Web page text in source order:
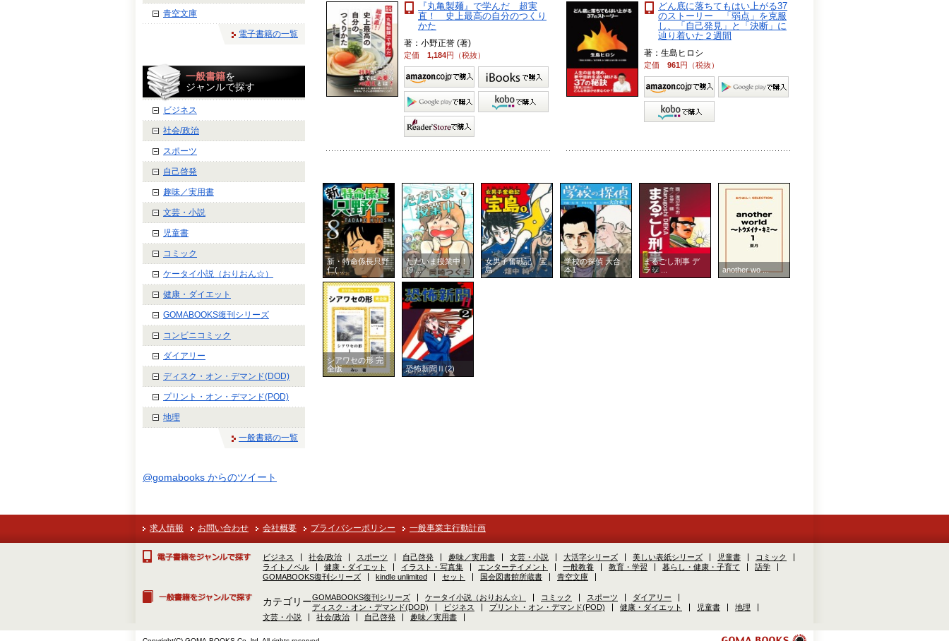
『丸亀製麺』で学んだ 超実
直！ 史上最高の自分のつくり
かた
著：小野正誉 (著)
定価 1,184円（税抜）
どん底に落ちてもはい上がる37
のストーリー 「弱点」を克服
し、「自己発見」と「決断」に
辿り着いた２週間
著：生島ヒロシ
定価 961円（税抜）
青空文庫
電子書籍の一覧
一般書籍を
ジャンルで探す
ビジネス
社会/政治
スポーツ
自己啓発
趣味／実用書
文芸・小説
児童書
コミック
ケータイ小説（おりおん☆）
健康・ダイエット
GOMABOOKS復刊シリーズ
コンビニコミック
ダイアリー
ディスク・オン・デマンド(DOD)
プリント・オン・デマンド(POD)
地理
一般書籍の一覧
@gomabooks からのツイート
新・特命係長只野
仁( ...
ただいま授業中！
(9 ...
女男子奮戦記 宝
島 ...
学校の探偵 大合
本1
まるごし刑事 デ
ラッ ...
another wo ...
シアワセの形 完
全版
恐怖新聞Ⅱ(2)
求人情報 お問い合わせ 会社概要 プライバシーポリシー 一般事業主行動計画
ビジネス 社会/政治 スポーツ 自己啓発 趣味／実用書 文芸・小説 大活字シリーズ 美しい表紙シリーズ 児童書
コミック
ライトノベル
健康・ダイエット イラスト・写真集 エンターテイメント 一般教養 教育・学習 暮らし・健康・子育て
語学
GOMABOOKS復刊シリーズ
kindle unlimited セット 国会図書館所蔵書 青空文庫
カテゴリーGOMABOOKS復刊シリーズ ケータイ小説（おりおん☆） コミック スポーツ
ダイアリー
ディスク・オン・デマンド(DOD)
ビジネス プリント・オン・デマンド(POD) 健康・ダイエット 児童書
地理
文芸・小説
社会/政治 自己啓発 趣味／実用書